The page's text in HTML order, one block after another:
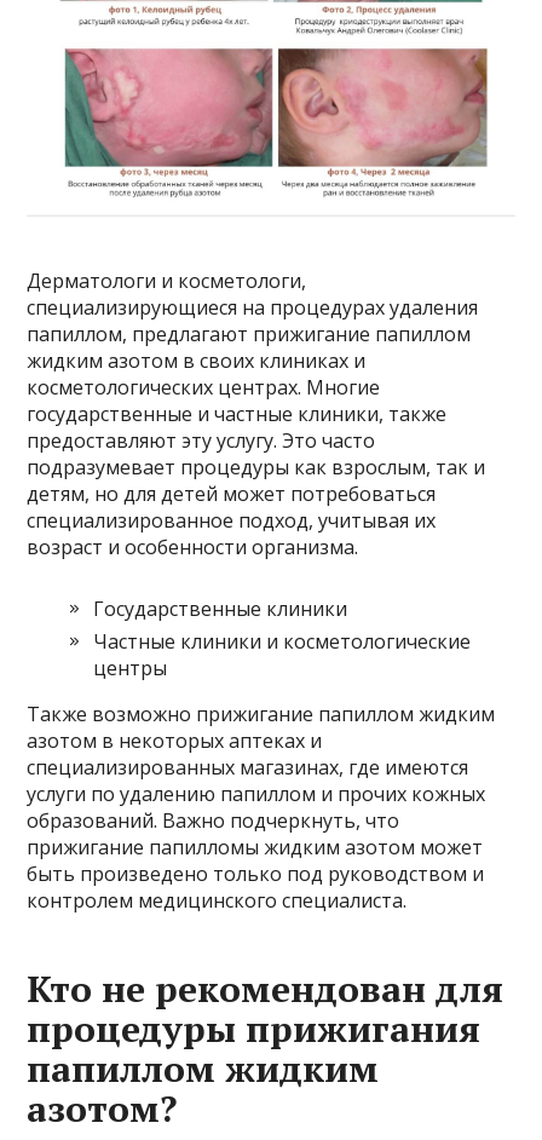
Дерматологи и косметологи,
специализирующиеся на процедурах удаления
папиллом, предлагают прижигание папиллом
жидким азотом в своих клиниках и
косметологических центрах. Многие
государственные и частные клиники, также
предоставляют эту услугу. Это часто
подразумевает процедуры как взрослым, так и
детям, но для детей может потребоваться
специализированное подход, учитывая их
возраст и особенности организма.
Государственные клиники
Частные клиники и косметологические
центры
Также возможно прижигание папиллом жидким
азотом в некоторых аптеках и
специализированных магазинах, где имеются
услуги по удалению папиллом и прочих кожных
образований. Важно подчеркнуть, что
прижигание папилломы жидким азотом может
быть произведено только под руководством и
контролем медицинского специалиста.
Кто не рекомендован для
процедуры прижигания
папиллом жидким
азотом?